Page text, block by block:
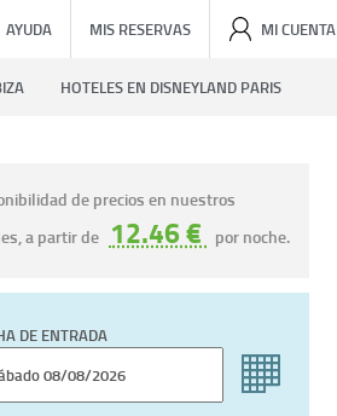
AYUDA MIS RESERVAS MI CUENTA
HOTELES EN DISNEYLAND PARIS
de precios en nuestros
a partir de 12.46 € por noche.
DE ENTRADA